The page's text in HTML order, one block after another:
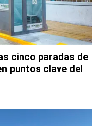
cinco paradas de
puntos clave del